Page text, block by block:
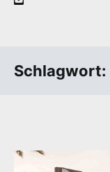
Schlagwort: